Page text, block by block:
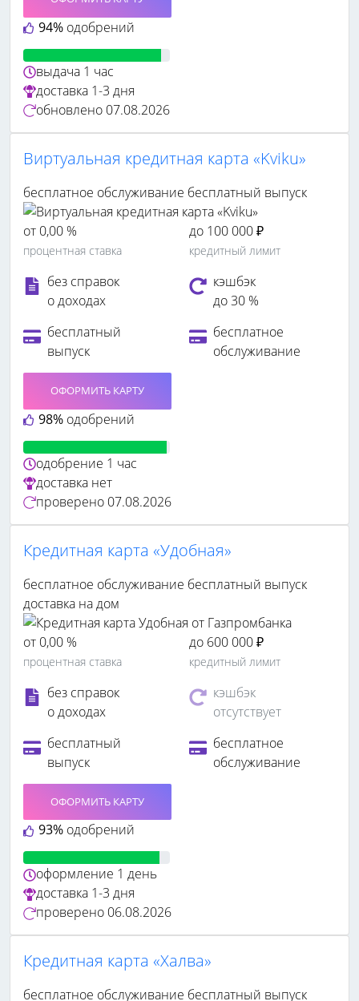
94% одобрений
выдача 1 час
доставка 1-3 дня
обновлено 07.08.2026
Виртуальная кредитная карта «Kviku»
бесплатное обслуживание бесплатный выпуск
от 0,00 %
процентная ставка
до 100 000 ₽
кредитный лимит
без справок
о доходах
кэшбэк
до 30 %
бесплатный
выпуск
бесплатное
обслуживание
98% одобрений
ОФОРМИТЬ КАРТУ
одобрение 1 час
доставка нет
проверено 07.08.2026
Кредитная карта «Удобная»
бесплатное обслуживание бесплатный выпуск
доставка на дом
от 0,00 %
процентная ставка
до 600 000 ₽
кредитный лимит
без справок
о доходах
кэшбэк
отсутствует
бесплатный
выпуск
бесплатное
обслуживание
93% одобрений
ОФОРМИТЬ КАРТУ
оформление 1 день
доставка 1-3 дня
проверено 06.08.2026
Кредитная карта «Халва»
бесплатное обслуживание бесплатный выпуск